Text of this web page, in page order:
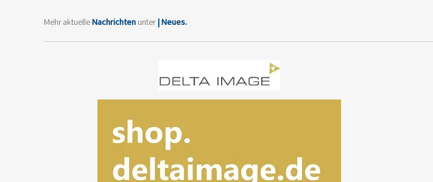
Mehr aktuelleNachrichten unter| Neues.